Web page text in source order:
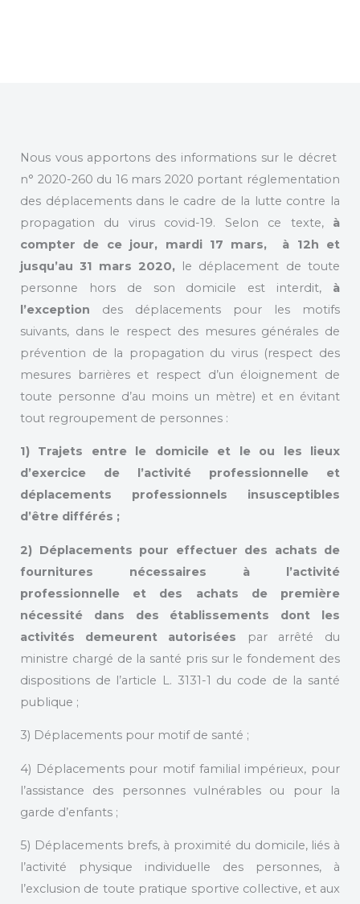
Nous vous apportons des informations sur le décret
n° 2020-260 du 16 mars 2020 portant réglementation
des déplacements dans le cadre de la lutte contre la
propagation du virus covid-19. Selon ce texte, à
compter de ce jour, mardi 17 mars, à 12h et
jusqu’au 31 mars 2020, le déplacement de toute
personne hors de son domicile est interdit, à
l’exception des déplacements pour les motifs
suivants, dans le respect des mesures générales de
prévention de la propagation du virus (respect des
mesures barrières et respect d’un éloignement de
toute personne d’au moins un mètre) et en évitant
tout regroupement de personnes :
1) Trajets entre le domicile et le ou les lieux
d’exercice de l’activité professionnelle et
déplacements professionnels insusceptibles
d’être différés ;
2) Déplacements pour effectuer des achats de
fournitures nécessaires à l’activité
professionnelle et des achats de première
nécessité dans des établissements dont les
activités demeurent autorisées par arrêté du
ministre chargé de la santé pris sur le fondement des
dispositions de l’article L. 3131-1 du code de la santé
publique ;
3) Déplacements pour motif de santé ;
4) Déplacements pour motif familial impérieux, pour
l’assistance des personnes vulnérables ou pour la
garde d’enfants ;
5) Déplacements brefs, à proximité du domicile, liés à
l’activité physique individuelle des personnes, à
l’exclusion de toute pratique sportive collective, et aux